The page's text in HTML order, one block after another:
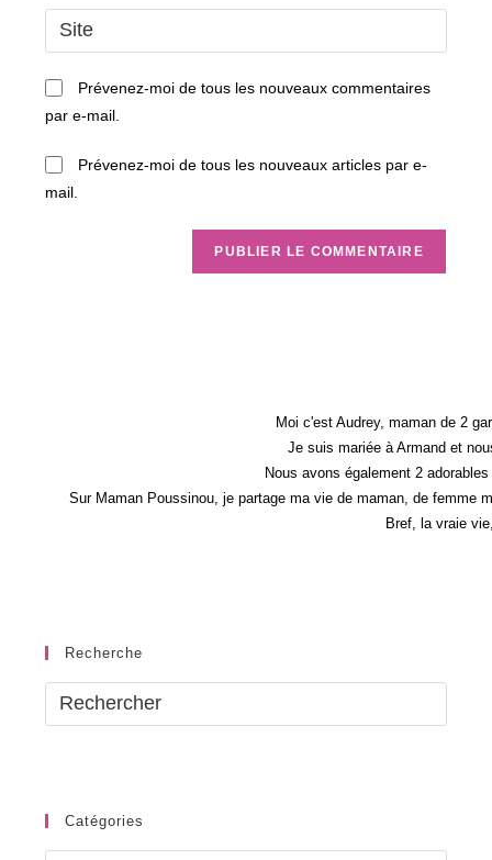
comment
email
address
comment
Saisir
l’URL
de
(facultatif)
Prévenez-moi de tous les nouveaux commentaires
par e-mail.
Prévenez-moi de tous les nouveaux articles par e-
mail.
Moi c'est Audrey, maman de 2
Je suis mariée à Armand et
Nous avons également 2
Sur Maman Poussinou, je partage ma vie de maman, de femme
Bref, la vraie
Recherche
Catégories